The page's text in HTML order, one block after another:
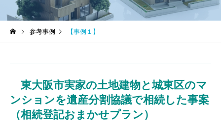
❖不動産の相続登記
(土地・建物の名義
【Q&A】相続登記の申請に
❖司法書士の業務
【Q&A】東堤エリ事務
参考事例 【事例１】
東大阪市実家の土地建物と城東区のマ
ンションを遺産分割協議で相続した事案
（相続登記おまかせプラン）